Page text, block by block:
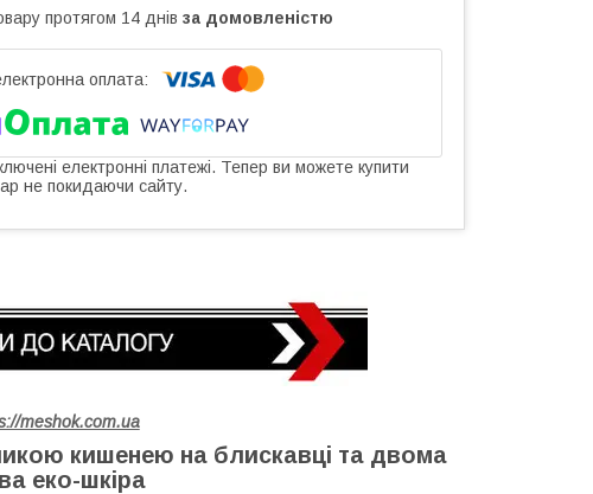
протягом 14 днів за домовленістю
електронні платежі. Тепер ви можете купити
не покидаючи сайту.
meshok.com.ua
кишенею на блискавці та двома
еко-шкіра